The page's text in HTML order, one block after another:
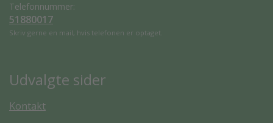
Telefonnummer:
51880017
Skriv gerne en mail, hvis telefonen er optaget.
Udvalgte sider
Kontakt